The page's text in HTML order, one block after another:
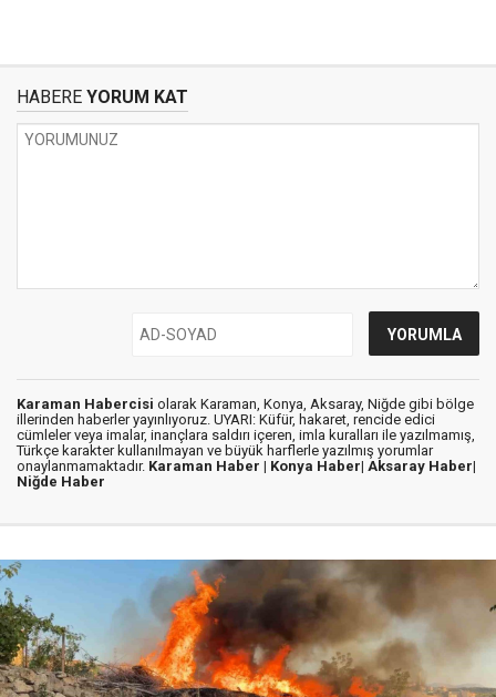
HABERE YORUM KAT
Karaman Habercisi olarak Karaman, Konya, Aksaray, Niğde gibi bölge
illerinden haberler yayınlıyoruz. UYARI: Küfür, hakaret, rencide edici
cümleler veya imalar, inançlara saldırı içeren, imla kuralları ile yazılmamış,
Türkçe karakter kullanılmayan ve büyük harflerle yazılmış yorumlar
onaylanmamaktadır. Karaman Haber | Konya Haber| Aksaray Haber|
Niğde Haber